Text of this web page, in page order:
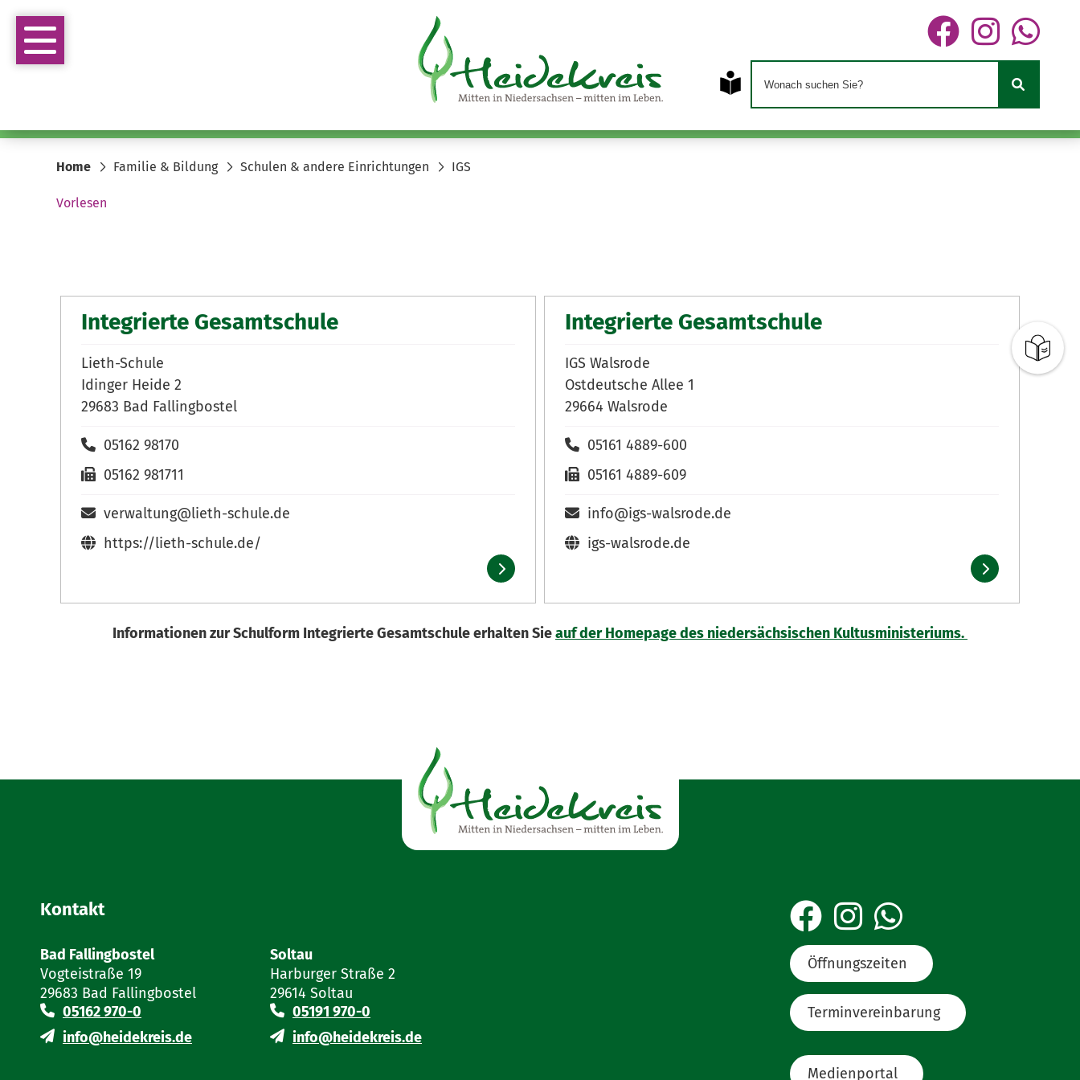
Home Familie & Bildung Schulen & andere Einrichtungen IGS
Vorlesen
Integrierte Gesamtschule
Lieth-Schule
Idinger Heide 2
29683 Bad Fallingbostel
05162 98170
05162 981711
verwaltung@lieth-schule.de
https://lieth-schule.de/
Integrierte Gesamtschule
IGS Walsrode
Ostdeutsche Allee 1
29664 Walsrode
05161 4889-600
05161 4889-609
info@igs-walsrode.de
igs-walsrode.de
Informationen zur Schulform Integrierte Gesamtschule erhalten Sieauf der Homepage des niedersächsischen Kultusministeriums.
Kontakt
Bad Fallingbostel
Vogteistraße 19
29683 Bad Fallingbostel
05162 970-0
info@heidekreis.de
Soltau
Harburger Straße 2
29614 Soltau
05191 970-0
info@heidekreis.de
Öffnungszeiten
Terminvereinbarung
Medienportal